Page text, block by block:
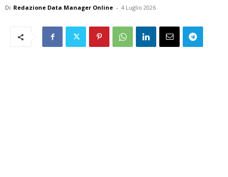
Di Redazione Data Manager Online - 4 Luglio 2026